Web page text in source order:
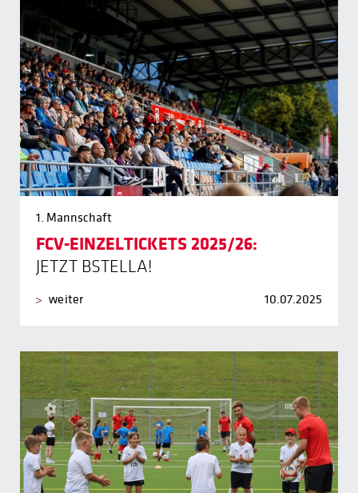
1. Mannschaft
FCV-EINZELTICKETS 2025/26:
JETZT BSTELLA!
weiter 10.07.2025